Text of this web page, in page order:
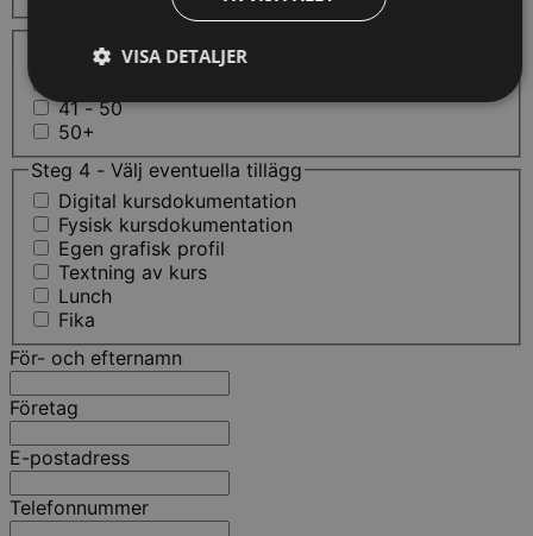
10 - 20
41 - 50
50+
Steg 4 - Välj eventuella tillägg
Digital kursdokumentation
Fysisk kursdokumentation
Egen grafisk profil
Textning av kurs
Lunch
Fika
För- och efternamn
Företag
E-postadress
Telefonnummer
VISA DETALJER